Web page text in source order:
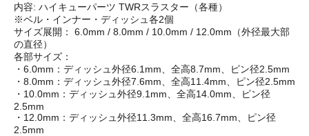
内容: ハイキューパーツ TWRスラスター（各種）
※ベル・インナー・ディッシュ各2個
サイズ展開： 6.0mm / 8.0mm / 10.0mm / 12.0mm（外径最大部
の直径）
各部サイズ：
・6.0mm：ディッシュ外径6.1mm、全高8.7mm、ピン径2.5mm
・8.0mm：ディッシュ外径7.6mm、全高11.4mm、ピン径2.5mm
・10.0mm：ディッシュ外径9.1mm、全高14.0mm、ピン径
2.5mm
・12.0mm：ディッシュ外径11.3mm、全高16.7mm、ピン径
2.5mm